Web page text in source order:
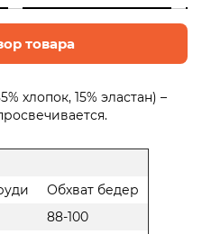
товара
хлопок, 15% эластан) –
Обхват бедер
88-100